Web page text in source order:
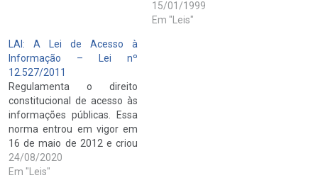
15/01/1999
Em "Leis"
LAI: A Lei de Acesso à
Informação – Lei nº
12.527/2011
Regulamenta o direito
constitucional de acesso às
informações públicas. Essa
norma entrou em vigor em
16 de maio de 2012 e criou
mecanismos que
possibilitam, a qualquer
24/08/2020
Em "Leis"